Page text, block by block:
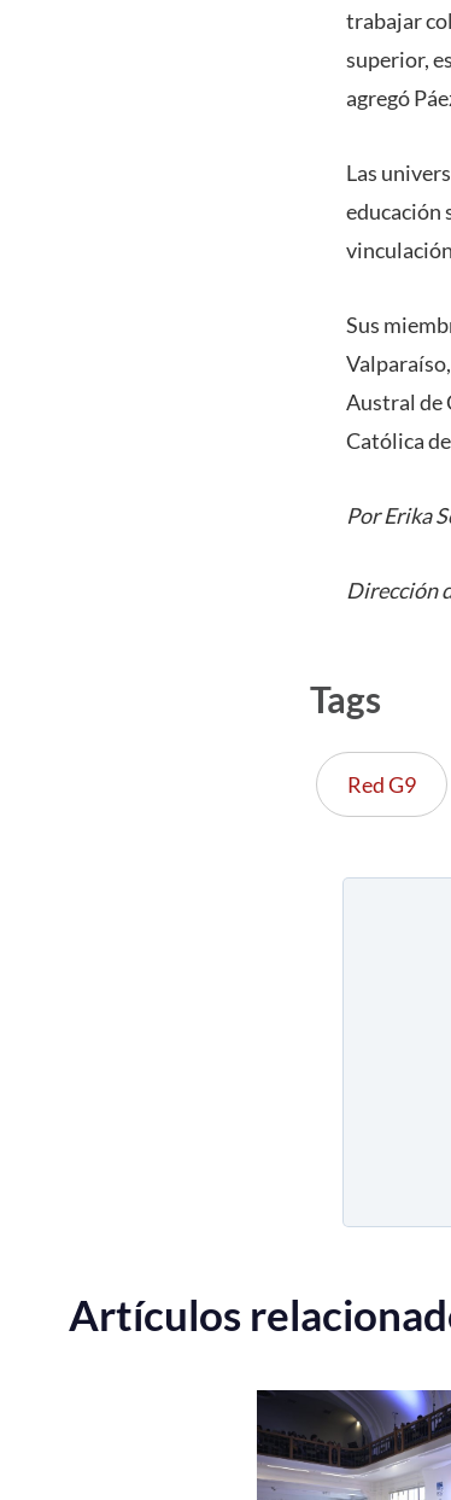
trabajar
superior,
agregó
Las
educación
Sus
Austral de
Católica
Por Erika
Dirección
Tags
Red G9
Artículos